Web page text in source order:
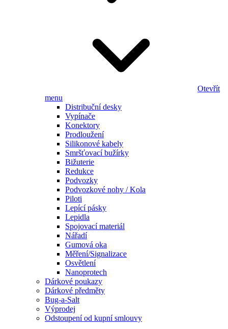
Otevřít
menu
Distribuční desky
Vypínače
Konektory
Prodloužení
Silikonové kabely
Smršťovací bužírky
Bižuterie
Redukce
Podvozky
Podvozkové nohy / Kola
Piloti
Lepící pásky
Lepidla
Spojovací materiál
Nářadí
Gumová oka
Měření/Signalizace
Osvětlení
Nanoprotech
Dárkové poukazy
Dárkové předměty
Bug-a-Salt
Výprodej
Odstoupení od kupní smlouvy